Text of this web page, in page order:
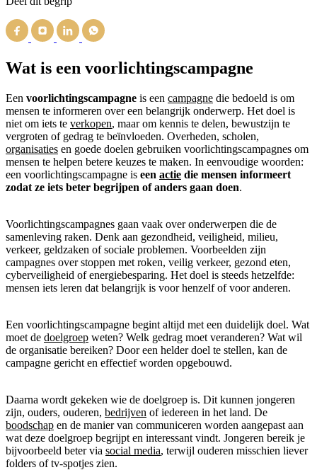
Wat is een voorlichtingscampagne
Een voorlichtingscampagne is een campagne die bedoeld is om
mensen te informeren over een belangrijk onderwerp. Het doel is
niet om iets te verkopen, maar om kennis te delen, bewustzijn te
vergroten of gedrag te beïnvloeden. Overheden, scholen,
organisaties en goede doelen gebruiken voorlichtingscampagnes om
mensen te helpen betere keuzes te maken. In eenvoudige woorden:
een voorlichtingscampagne is een actie die mensen informeert
zodat ze iets beter begrijpen of anders gaan doen.
Voorlichtingscampagnes gaan vaak over onderwerpen die de
samenleving raken. Denk aan gezondheid, veiligheid, milieu,
verkeer, geldzaken of sociale problemen. Voorbeelden zijn
campagnes over stoppen met roken, veilig verkeer, gezond eten,
cyberveiligheid of energiebesparing. Het doel is steeds hetzelfde:
mensen iets leren dat belangrijk is voor henzelf of voor anderen.
Een voorlichtingscampagne begint altijd met een duidelijk doel. Wat
moet de doelgroep weten? Welk gedrag moet veranderen? Wat wil
de organisatie bereiken? Door een helder doel te stellen, kan de
campagne gericht en effectief worden opgebouwd.
Daarna wordt gekeken wie de doelgroep is. Dit kunnen jongeren
zijn, ouders, ouderen, bedrijven of iedereen in het land. De
boodschap en de manier van communiceren worden aangepast aan
wat deze doelgroep begrijpt en interessant vindt. Jongeren bereik je
bijvoorbeeld beter via social media, terwijl ouderen misschien liever
folders of tv-spotjes zien.